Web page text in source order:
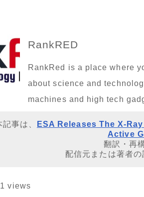
RankRED
RankRed is a place where
about science and
machines and high tech
記事は、
ESA Releases The X-
Active
翻訳・再
配信元または著者の
views